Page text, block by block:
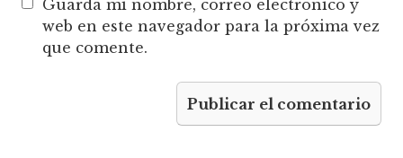
Guarda mi nombre, correo electrónico y
web en este navegador para la próxima vez
que comente.